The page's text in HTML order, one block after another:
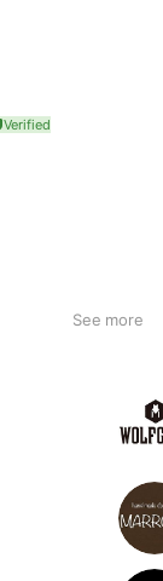
See more